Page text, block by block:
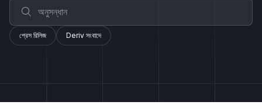
প্রেস রিলিজ Deriv সংবাদে